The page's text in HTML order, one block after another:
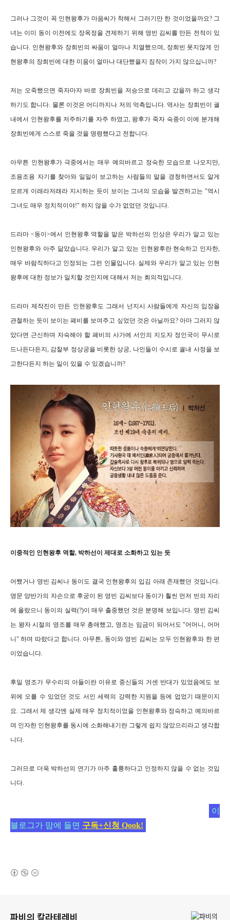
그러나 그것이 꼭 인현왕후가 마음씨가 착해서 그러기만 한 것이었을까요? 그
녀는 이미 동이 이전에도 장옥정을 견제하기 위해 영빈 김씨를 만든 전적이 있
습니다. 인현왕후와 장희빈의 싸움이 얼마나 치열했으며, 장희빈 못지않게 인
현왕후의 장희빈에 대한 미움이 얼마나 대단했을지 짐작이 가지 않으십니까?
저는 오죽했으면 죽자마자 바로 장희빈을 저승으로 데리고 갔을까 하고 생각
하기도 합니다. 물론 이것은 어디까지나 저의 억측입니다. 역사는 장희빈이 궐
내에서 인현왕후를 저주하기를 자주 하였고, 왕후가 죽자 숙종이 이에 분개해
장희빈에게 스스로 죽을 것을 명령했다고 전합니다.
아무튼 인현왕후가 극중에서는 매우 예의바르고 정숙한 모습으로 나오지만,
조용조용 자기를 찾아와 일일이 보고하는 사람들의 말을 경청하면서도 알게
모르게 이래라저래라 지시하는 듯이 보이는 그녀의 모습을 발견하고는 "역시
그녀도 매우 정치적이야!" 하지 않을 수가 없었던 것입니다.
드라마 <동이>에서 인현왕후 역할을 맡은 박하선의 인상은 우리가 알고 있는
인현왕후와 아주 닮았습니다. 우리가 알고 있는 인현왕후란 현숙하고 인자한,
매우 바람직하다고 인정되는 그런 인물입니다. 실제와 우리가 알고 있는 인현
왕후에 대한 정보가 일치할 것인지에 대해서 저는 회의적입니다.
드라마 제작진이 만든 인현왕후도 그래서 넌지시 사람들에게 자신의 입장을
관철하는 듯이 보이는 폐비를 보여주고 싶었던 것은 아닐까요? 아마 그러지 않
았다면 근신하며 자숙해야 할 폐비의 사가에 서인의 지도자 정인국이 무시로
드나든다든지, 감찰부 정상궁을 비롯한 상궁, 나인들이 수시로 궐내 사정을 보
고한다든지 하는 일이 있을 수 있겠습니까?
이중적인 인현왕후 역할, 박하선이 제대로 소화하고 있는 듯
어쨌거나 영빈 김씨나 동이도 결국 인현왕후의 입김 아래 존재했던 것입니다.
명문 양반가의 자손으로 후궁이 된 영빈 김씨보다 동이가 훨씬 먼저 빈의 자리
에 올랐으니 동이의 실력(?)이 매우 출중했던 것은 분명해 보입니다. 영빈 김씨
는 왕자 시절의 영조를 매우 총애했고, 영조는 임금이 되어서도 "어머니, 어머
니" 하며 따랐다고 합니다. 아무튼, 동이와 영빈 김씨는 모두 인현왕후와 한 편
이었습니다.
후일 영조가 무수리의 아들이란 이유로 중신들의 거센 반대가 있었음에도 보
위에 오를 수 있었던 것도 서인 세력의 강력한 지원을 등에 업었기 때문이지
요. 그래서 제 생각엔 실제 매우 정치적이었을 인현왕후와 정숙하고 예의바르
며 인자한 인현왕후를 동시에 소화해내기란 그렇게 쉽지 않았으리라고 생각합
니다.
그러므로 더욱 박하선의 연기가 아주 훌륭하다고 인정하지 않을 수 없는 것입
니다.
이
블로그가 맘에 들면 구독+신청 Qook!
파비의 칼라테레비